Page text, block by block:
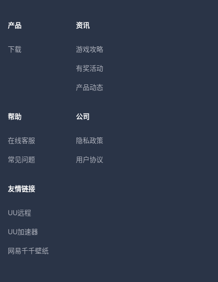
产品
下载
资讯
游戏攻略
有奖活动
产品动态
帮助
在线客服
常见问题
公司
隐私政策
用户协议
友情链接
UU远程
UU加速器
网易千千壁纸